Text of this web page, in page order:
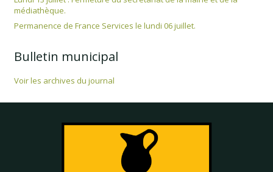
médiathèque.
Permanence de France Services le lundi 06 juillet.
Bulletin municipal
Voir les archives du journal